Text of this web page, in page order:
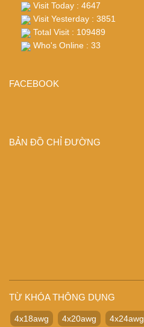
Visit Today : 4647
Visit Yesterday : 3851
Total Visit : 109489
Who's Online : 33
FACEBOOK
BẢN ĐỒ CHỈ ĐƯỜNG
TỪ KHÓA THÔNG DỤNG
4x18awg 4x20awg 4x24awg